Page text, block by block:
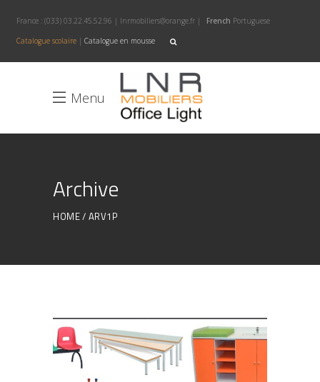
France : (033) 03.22.45.52.96 | lnrmobiliers@orange.fr | French Portuguese
Catalogue scolaire | Catalogue en mousse
Menu
Archive
HOME ARV1P
Equipement crèche et
maternelle